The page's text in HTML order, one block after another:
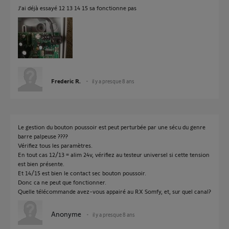
J'ai déjà essayé 12 13 14 15 sa fonctionne pas
Frederic R. il y a presque 8 ans
Le gestion du bouton poussoir est peut perturbée par une sécu du genre
barre palpeuse ????
Vérifiez tous les paramètres.
En tout cas 12/13 = alim 24v, vérifiez au testeur universel si cette tension
est bien présente.
Et 14/15 est bien le contact sec bouton poussoir.
Donc ca ne peut que fonctionner.
Quelle télécommande avez-vous appairé au RX Somfy, et, sur quel canal?
Anonyme il y a presque 8 ans